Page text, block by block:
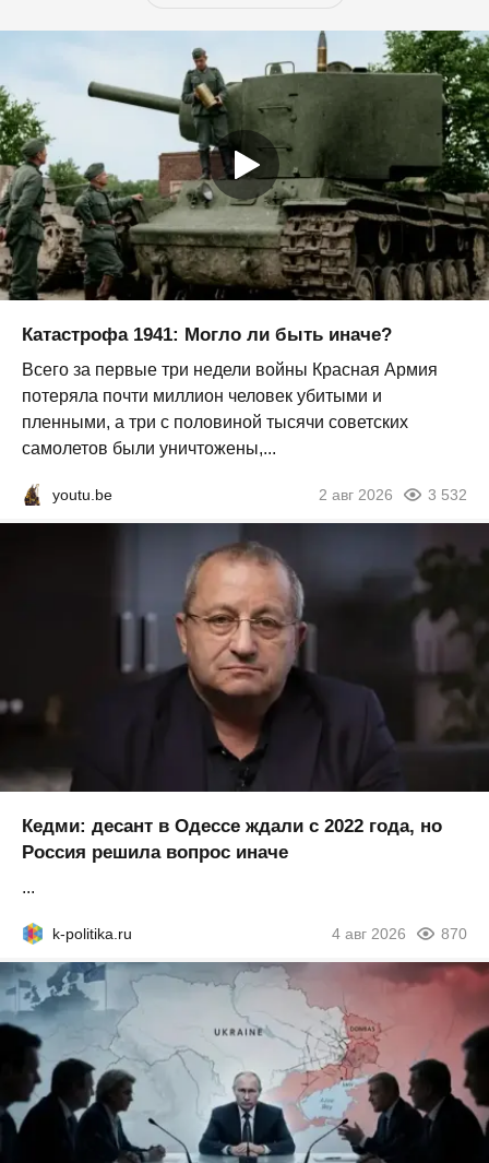
Катастрофа 1941: Могло ли быть иначе?
Всего за первые три недели войны Красная Армия
потеряла почти миллион человек убитыми и
пленными, а три с половиной тысячи советских
самолетов были уничтожены,...
youtu.be 2 авг 2026 3 532
Кедми: десант в Одессе ждали с 2022 года, но
Россия решила вопрос иначе
...
k-politika.ru 4 авг 2026 870